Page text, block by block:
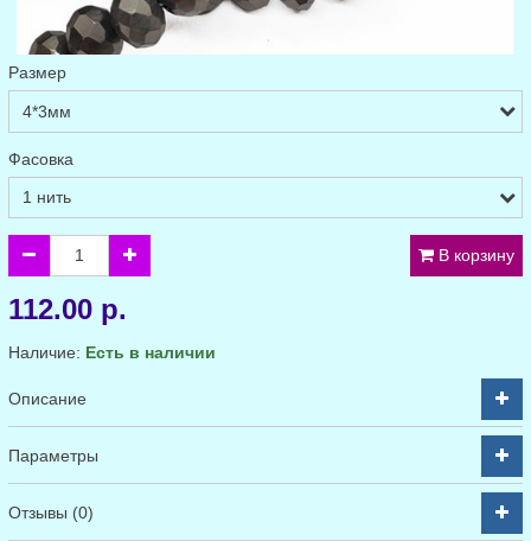
Размер
Фасовка
В корзину
112.00 р.
Наличие: Есть в наличии
Описание
Параметры
Отзывы (0)